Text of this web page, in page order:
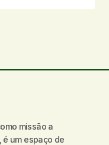
missão a
é um espaço de